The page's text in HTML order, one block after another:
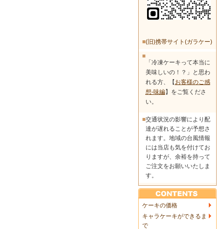
■(旧)携帯サイト(ガラケー)
■
「冷凍ケーキって本当に
美味しいの！？」と思わ
れる方、【 お客様のご感
想-味編】をご覧くださ
い。
■交通状況の影響により配
達が遅れることが予想さ
れます。地域の台風情報
には当店も気を付けてお
りますが、余裕を持って
ご注文をお願いいたしま
す。
ケーキの価格
キャラケーキができるま
で